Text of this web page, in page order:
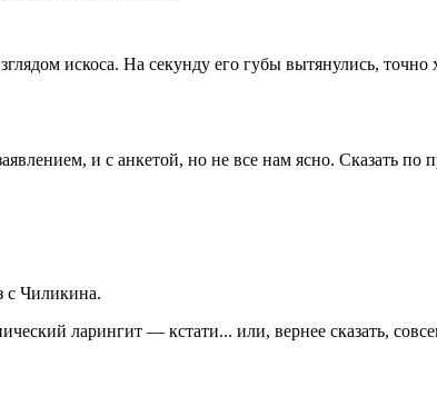
искоса. На секунду его губы вытянулись, точно
и с анкетой, но не все нам ясно. Сказать по
с Чиликина.
ларингит — кстати... или, вернее сказать,